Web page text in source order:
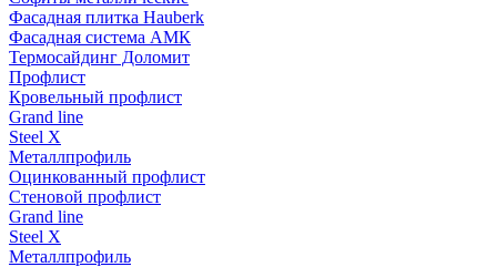
Фасадная плитка Hauberk
Фасадная система АМК
Термосайдинг Доломит
Профлист
Кровельный профлист
Grand line
Steel X
Металлпрофиль
Оцинкованный профлист
Стеновой профлист
Grand line
Steel X
Металлпрофиль